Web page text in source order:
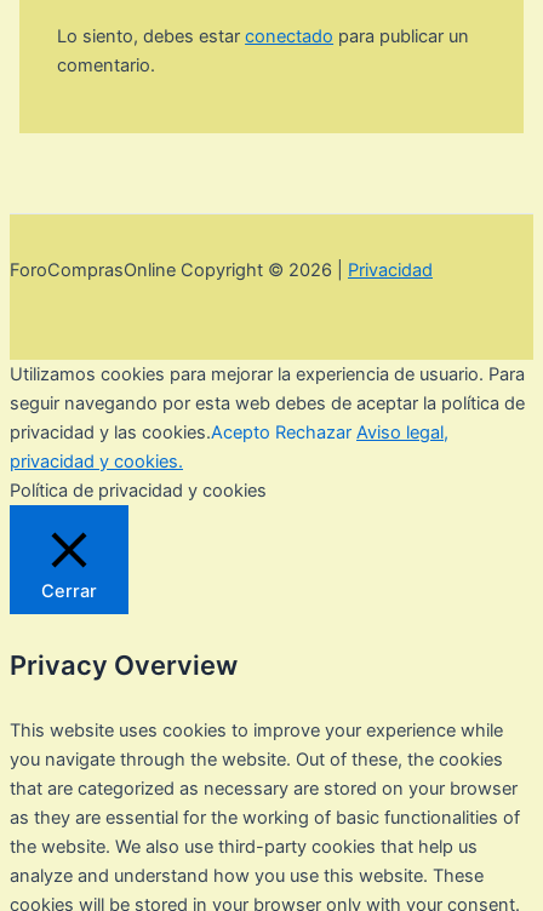
Lo siento, debes estarconectado para publicar un
comentario.
ForoComprasOnline Copyright © 2026 | Privacidad
Utilizamos cookies para mejorar la experiencia de usuario. Para
seguir navegando por esta web debes de aceptar la política de
privacidad y las cookies.Acepto Rechazar Aviso legal,
privacidad y cookies.
Política de privacidad y cookies
Cerrar
Privacy Overview
This website uses cookies to improve your experience while
you navigate through the website. Out of these, the cookies
that are categorized as necessary are stored on your browser
as they are essential for the working of basic functionalities of
the website. We also use third-party cookies that help us
analyze and understand how you use this website. These
cookies will be stored in your browser only with your consent.